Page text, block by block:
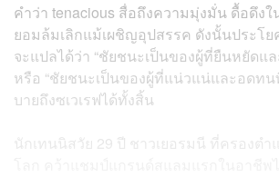
คำว่า tenacious สื่อถึงความมุ่งมั่น ดื้อดึง
ยอมล้มเลิกแม้เผชิญอุปสรรค ดังนั้นประโ
จะแปลได้ว่า “ชัยชนะเป็นของผู้ที่ยืนหยัดแ
หรือ “ชัยชนะเป็นของผู้ที่แน่วแน่และอดทน
บายถึงซเวเรฟได้ทั้งสิ้น
นักเทนนิสวัย 29 ปี ชาวเยอรมนี ที่ครองตำ